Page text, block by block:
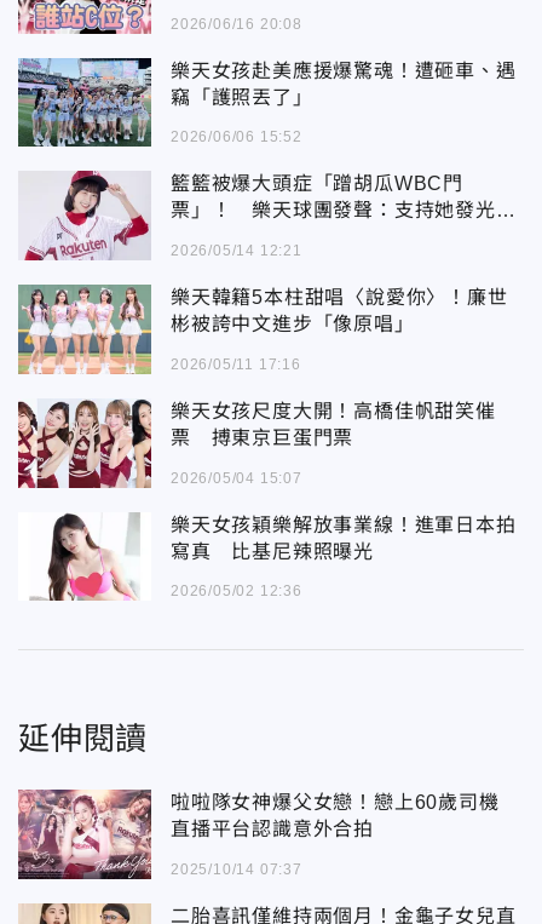
2026/06/16 20:08
樂天女孩赴美應援爆驚魂！遭砸車、遇
竊「護照丟了」
2026/06/06 15:52
籃籃被爆大頭症「蹭胡瓜WBC門
票」！ 樂天球團發聲：支持她發光發
2026/05/14 12:21
樂天韓籍5本柱甜唱〈說愛你〉！廉世
彬被誇中文進步「像原唱」
2026/05/11 17:16
樂天女孩尺度大開！高橋佳帆甜笑催
票 搏東京巨蛋門票
2026/05/04 15:07
樂天女孩穎樂解放事業線！進軍日本拍
寫真 比基尼辣照曝光
2026/05/02 12:36
延伸閱讀
啦啦隊女神爆父女戀！戀上60歲司機
直播平台認識意外合拍
2025/10/14 07:37
二胎喜訊僅維持兩個月！金龜子女兒直